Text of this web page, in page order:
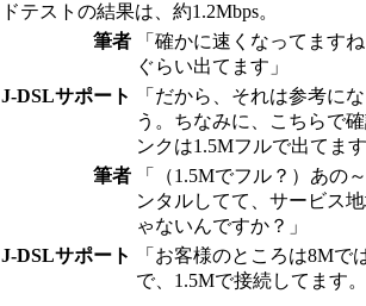
ドテストの結果は、約1.2Mbps。
筆者
「確かに速くなってます
ぐらい出てます」
J-DSLサポート
「だから、それは参考に
う。ちなみに、こちらで
ンクは1.5Mフルで出てま
筆者
「（1.5Mでフル？）あの
ンタルしてて、サービス
ゃないんですか？」
J-DSLサポート
「お客様のところは8Mで
で、1.5Mで接続してます